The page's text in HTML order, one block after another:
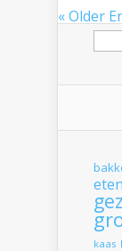
« Older
eten
kaas